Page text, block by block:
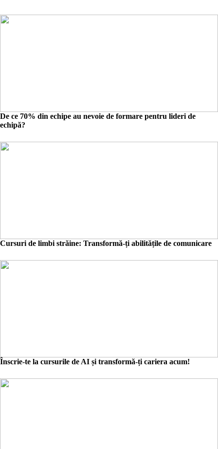
De ce 70% din echipe au nevoie de formare pentru lideri de
echipă?
Cursuri de limbi străine: Transformă-ți abilitățile de comunicare
Înscrie-te la cursurile de AI și transformă-ți cariera acum!